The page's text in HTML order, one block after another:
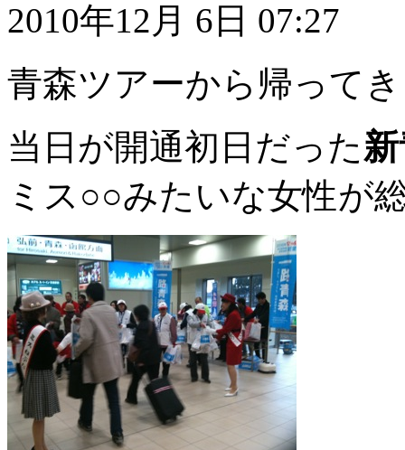
2010年12月 6日 07:27
青森ツアーから帰って
当日が開通初日だった
ミス○○みたいな女性が